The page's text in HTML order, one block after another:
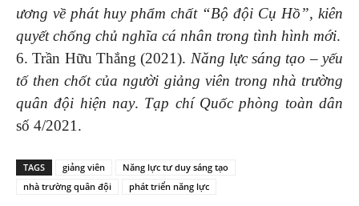
ương về phát huy phẩm chất “Bộ đội Cụ Hồ”, kiên
quyết chống chủ nghĩa cá nhân trong tình hình mới.
6. Trần Hữu Thắng (2021). Năng lực sáng tạo – yếu
tố then chốt của người giảng viên trong nhà trường
quân đội hiện nay. Tạp chí Quốc phòng toàn dân
số 4/2021.
TAGS giảng viên
Năng lực tư duy sáng tạo
nhà trường quân đội
phát triển năng lực